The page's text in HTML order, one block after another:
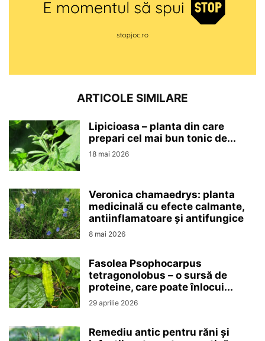
ARTICOLE SIMILARE
Lipicioasa – planta din care
prepari cel mai bun tonic de...
18 mai 2026
Veronica chamaedrys: planta
medicinală cu efecte calmante,
antiinflamatoare și antifungice
8 mai 2026
Fasolea Psophocarpus
tetragonolobus – o sursă de
proteine, care poate înlocui...
29 aprilie 2026
Remediu antic pentru răni și